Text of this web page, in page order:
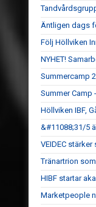
Äntligen dags
Följ Höllviken
NYHET!
Summercamp
Summer Camp
Höllviken IBF,
&#11088;31/5
VEIDEC
Tränartrion
HIBF startar
Marketpeople